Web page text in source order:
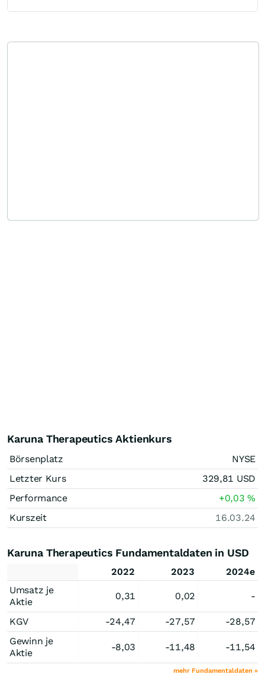
Karuna Therapeutics Aktienkurs
Börsenplatz
NYSE
Letzter Kurs
329,81 USD
Performance
+0,03%
Kurszeit
16.03.24
Karuna Therapeutics Fundamentaldaten in USD
2022 2023
2024e
Umsatz je
Aktie
0,31 0,02 -
KGV -24,47 -27,57
-28,57
Gewinn je
Aktie
-8,03 -11,48 -11,54
mehr Fundamentaldaten »